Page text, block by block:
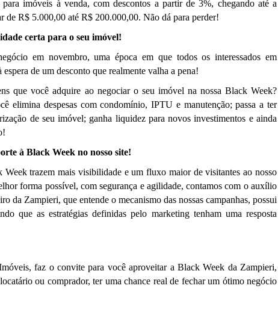
imóveis à venda, com descontos a partir de 3%, chegando até a
de R$ 5.000,00 até R$ 200.000,00. Não dá para perder!
certa para o seu imóvel!
em novembro, uma época em que todos os interessados em
de um desconto que realmente valha a pena!
que você adquire ao negociaro seu imóvel na nossa Black Week?
elimina despesas com condomínio,IPTU e manutenção;passa a ter
de seu imóvel; ganha liquidez para novos investimentos e ainda
à Black Week no nosso site!
Week trazem mais visibilidade e um fluxo maior de visitantes ao nosso
forma possível, com segurança e agilidade, contamos com o auxílio
da Zampieri, que entende o mecanismo das nossas campanhas, possui
que as estratégias definidas pelo marketing tenham uma resposta
faz o convite para você aproveitar a Black Week da Zampieri,
ou comprador, ter uma chance real de fechar um ótimo negócio